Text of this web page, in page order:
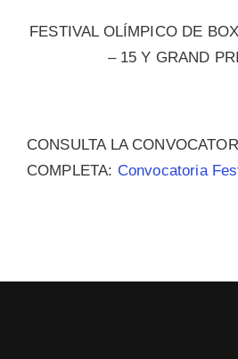
FESTIVAL OLÍMPICO DE
– 15 Y GRAND
CONSULTA LA
COMPLETA: Convocatoria